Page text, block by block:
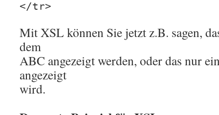
</tr>
Mit XSL können Sie jetzt z.B. sagen,
dem
ABC angezeigt werden, oder das nur
angezeigt
wird.